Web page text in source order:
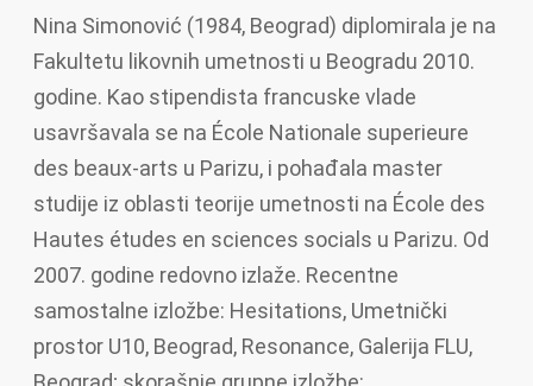
Nina Simonović (1984, Beograd) diplomirala je na
Fakultetu likovnih umetnosti u Beogradu 2010.
godine. Kao stipendista francuske vlade
usavršavala se na École Nationale superieure
des beaux-arts u Parizu, i pohađala master
studije iz oblasti teorije umetnosti na École des
Hautes études en sciences socials u Parizu. Od
2007. godine redovno izlaže. Recentne
samostalne izložbe: Hesitations, Umetnički
prostor U10, Beograd, Resonance, Galerija FLU,